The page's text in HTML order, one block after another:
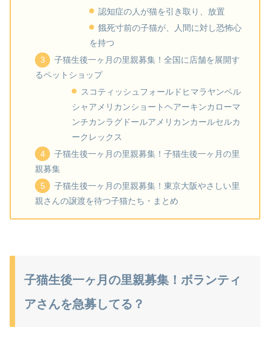
認知症の人が猫を引き取り、放置
餓死寸前の子猫が、人間に対し恐怖心
を持つ
子猫生後一ヶ月の里親募集！全国に店舗を展開す
るペットショップ
スコティッシュフォールドヒマラヤンペル
シャアメリカンショートヘアーキンカローマ
ンチカンラグドールアメリカンカールセルカ
ークレックス
子猫生後一ヶ月の里親募集！子猫生後一ヶ月の里
親募集
子猫生後一ヶ月の里親募集！東京大阪やさしい里
親さんの譲渡を待つ子猫たち・まとめ
子猫生後一ヶ月の里親募集！ボランティ
アさんを急募してる？